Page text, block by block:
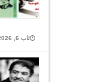
ئاب 6, 2026 Closed